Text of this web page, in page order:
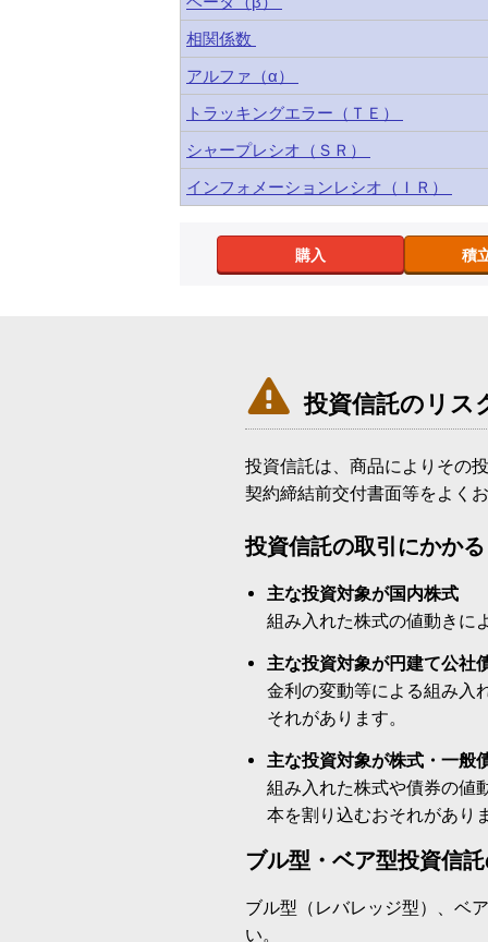
相関係数
アルファ（α）
トラッキングエラー（ＴＥ）
シャープレシオ（ＳＲ）
インフォメーションレシオ（ＩＲ）
購入 積
 投資信託のリス
投資信託は、商品によりその
契約締結前交付書面等をよく
投資信託の取引にかか
主な投資対象が国内株式
組み入れた株式の値動きに
主な投資対象が円建て公社
金利の変動等による組み入
それがあります。
主な投資対象が株式・一般
組み入れた株式や債券の値
本を割り込むおそれがあり
ブル型・ベア型投資信
ブル型（レバレッジ型）、ベ
い。